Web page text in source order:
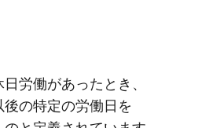
労働が​あった​とき、​
の​特定の​労働日を​